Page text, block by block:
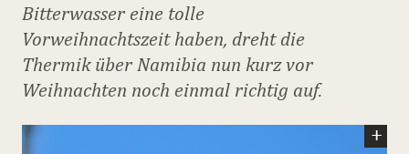
Bitterwasser eine tolle
Vorweihnachtszeit haben, dreht die
Thermik über Namibia nun kurz vor
Weihnachten noch einmal richtig auf.